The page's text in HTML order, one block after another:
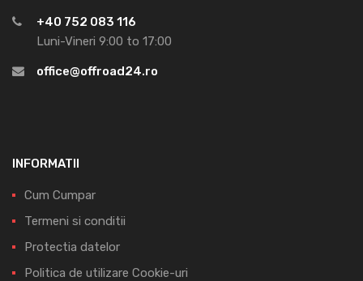
+40 752 083 116
Luni-Vineri 9:00 to 17:00
office@offroad24.ro
INFORMATII
Cum Cumpar
Termeni si conditii
Protectia datelor
Politica de utilizare Cookie-uri